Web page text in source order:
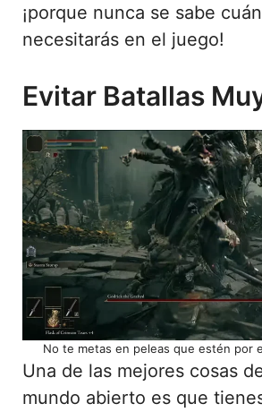
¡porque nunca se sabe
necesitarás en el juego!
Evitar Batallas
No te metas en peleas que estén por
Una de las mejores cosas
mundo abierto es que